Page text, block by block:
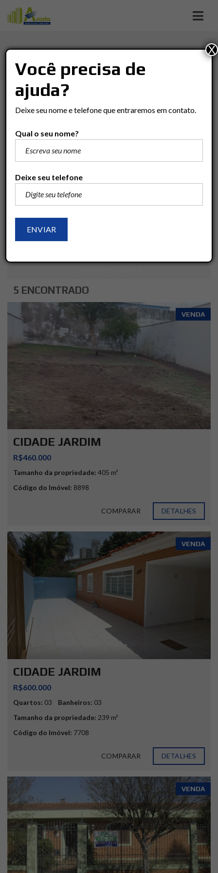
TIPO DE NEGÓCIO
TIPO DO IMÓVEL
VALOR(R$)
5 ENCONTRADO
VENDA
CIDADE JARDIM
R$460.000
Tamanho da propriedade: 405 m²
Código do Imóvel: 8898
COMPARAR DETALHES
VENDA
CIDADE JARDIM
R$600.000
Quartos: 03 Banheiros: 03
Tamanho da propriedade: 239 m²
Código do Imóvel: 7708
COMPARAR DETALHES
VENDA
Você precisa de
ajuda?
Deixe seu nome e telefone que entraremos em contato.
Qual o seu nome?
Deixe seu telefone
X